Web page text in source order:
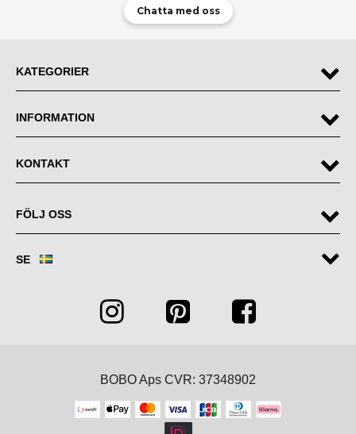
Chatta med oss
KATEGORIER
INFORMATION
KONTAKT
FÖLJ OSS
SE
BOBO Aps CVR: 37348902